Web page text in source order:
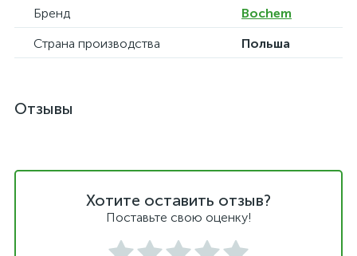
Бренд
Bochem
Страна производства
Польша
Отзывы
Хотите оставить отзыв?
Поставьте свою оценку!